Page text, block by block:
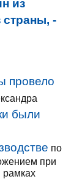
из
страны, -
провело
были
по
при
рамках